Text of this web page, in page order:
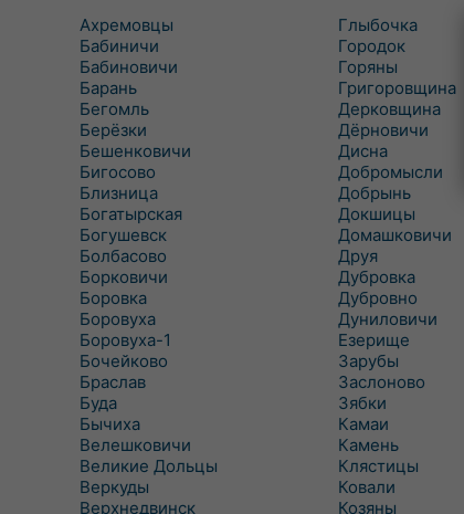
Ахремовцы
Бабиничи
Бабиновичи
Барань
Бегомль
Берёзки
Бешенковичи
Бигосово
Близница
Богатырская
Богушевск
Болбасово
Борковичи
Боровка
Боровуха
Боровуха-1
Бочейково
Браслав
Буда
Бычиха
Велешковичи
Великие Дольцы
Веркуды
Верхнедвинск
Глыбочка
Городок
Горяны
Григоровщина
Дерковщина
Дёрновичи
Дисна
Добромысли
Добрынь
Докшицы
Домашковичи
Друя
Дубровка
Дубровно
Дуниловичи
Езерище
Зарубы
Заслоново
Зябки
Камаи
Камень
Клястицы
Ковали
Козяны